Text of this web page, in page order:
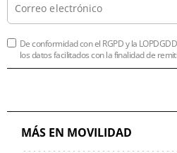
De conformidad con el RGPD y la
los datos facilitados con la finalidad de
MÁS EN MOVILIDAD